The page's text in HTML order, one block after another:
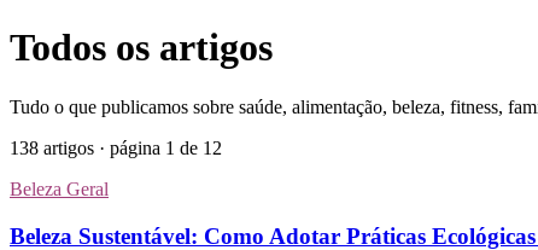
Todos os artigos
Tudo o que publicamos sobre saúde, alimentação, beleza, fitness,
138 artigos · página 1 de 12
Beleza Geral
Beleza Sustentável: Como Adotar Práticas